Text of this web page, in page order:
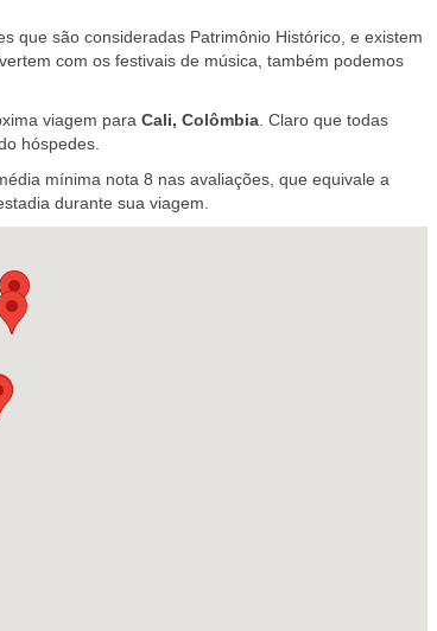
que são consideradas Patrimônio Histórico, e existem
com os festivais de música, também podemos
viagem para Cali, Colômbia . Claro que todas
hóspedes.
mínima nota 8 nas avaliações, que equivale a
durante sua viagem.